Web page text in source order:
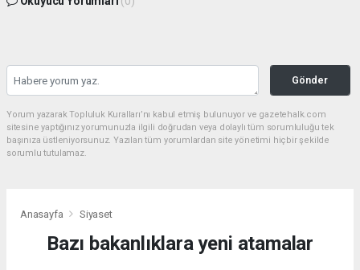
Gönder
Yorum yazarak Topluluk Kuralları’nı kabul etmiş bulunuyor ve gazetehalk.com
sitesine yaptığınız yorumunuzla ilgili doğrudan veya dolaylı tüm sorumluluğu tek
başınıza üstleniyorsunuz. Yazılan tüm yorumlardan site yönetimi hiçbir şekilde
sorumlu tutulamaz.
Anasayfa Siyaset
Bazı bakanlıklara yeni atamalar